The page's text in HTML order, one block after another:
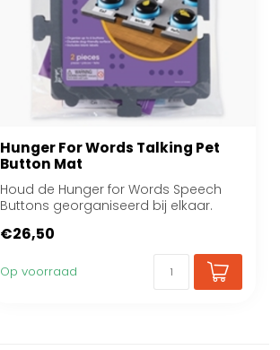
Hunger For Words Talking Pet
Button Mat
Houd de Hunger for Words Speech
Buttons georganiseerd bij elkaar.
€26,50
Op voorraad